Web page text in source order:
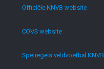
Officiële KNVB website
COVS website
Spelregels veldvoetbal KNVB